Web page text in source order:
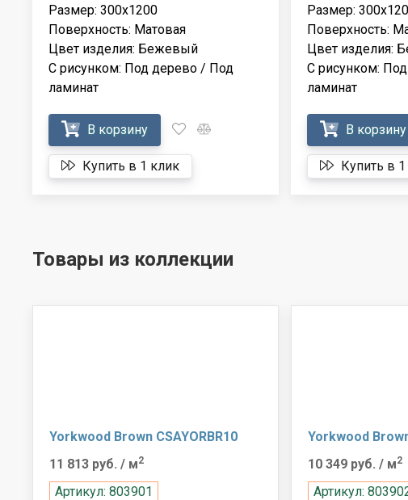
Размер: 300x1200
Поверхность: Матовая
Цвет изделия: Бежевый
С рисунком: Под дерево / Под
ламинат
В корзину
Купить в 1 клик
Размер:
Поверхность:
Цвет изделия:
С рисунком:
ламинат
В корзину
Купить в
Товары из коллекции
Yorkwood Brown CSAYORBR10
11 813 руб. / м2
Артикул: 803901
Yorkwood
10 349 руб. / м2
Артикул: